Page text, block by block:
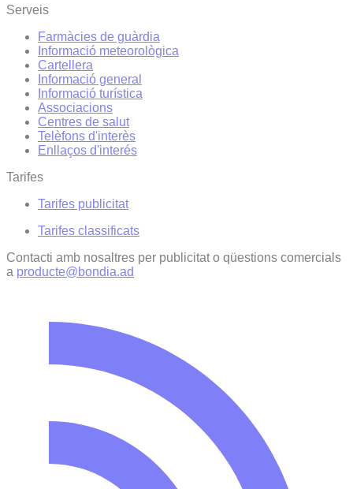
Serveis
Farmàcies de guàrdia
Informació meteorològica
Cartellera
Informació general
Informació turística
Associacions
Centres de salut
Telèfons d'interès
Enllaços d'interés
Tarifes
Tarifes publicitat
Tarifes classificats
Contacti amb nosaltres per publicitat o qüestions comercials
a producte@bondia.ad